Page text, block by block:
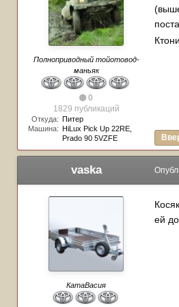
Полноприводный тойотовод-
маньяк
0
1829 публикаций
Откуда: Питер
Машина: HiLux Pick Up 22RE,
Prado 90 5VZFE
vaska
КатаВасия
ей